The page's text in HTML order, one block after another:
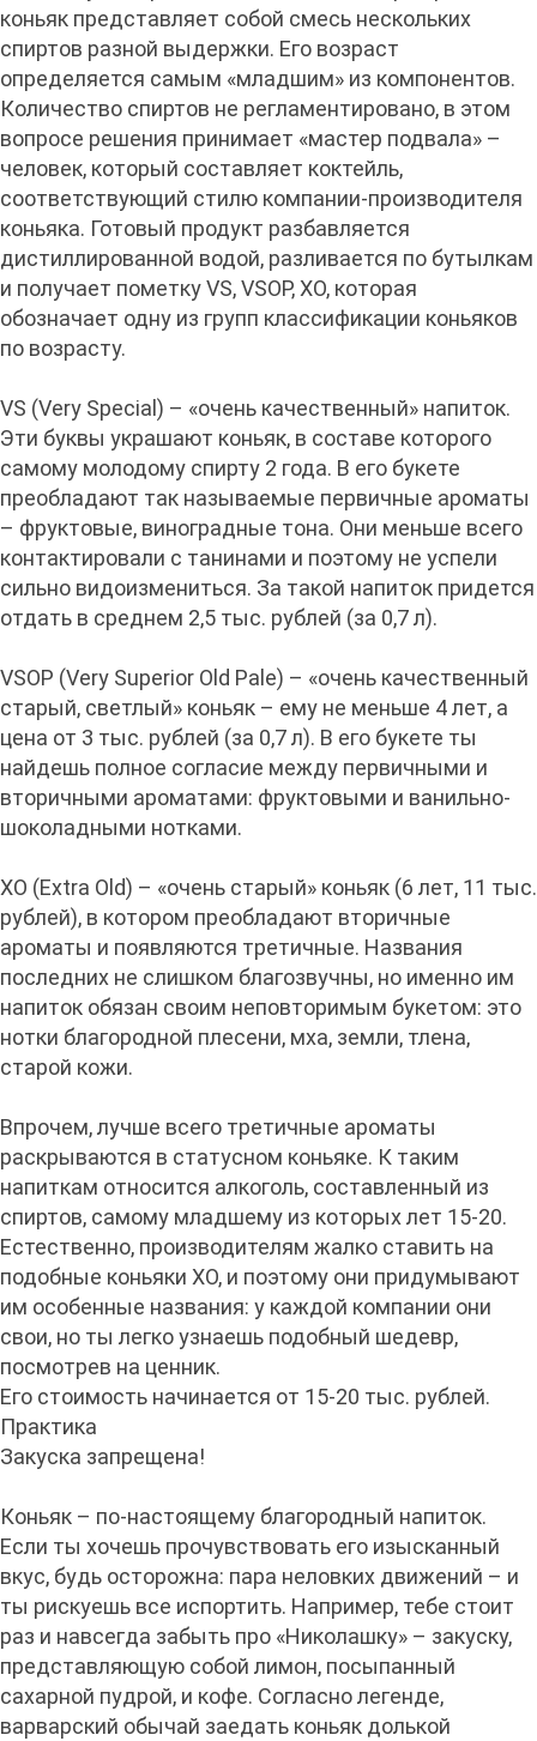
коньяк представляет собой смесь нескольких
спиртов разной выдержки. Его возраст
определяется самым «младшим» из компонентов.
Количество спиртов не регламентировано, в этом
вопросе решения принимает «мастер подвала» –
человек, который составляет коктейль,
соответствующий стилю компании-производителя
коньяка. Готовый продукт разбавляется
дистиллированной водой, разливается по бутылкам
и получает пометку VS, VSOP, XO, которая
обозначает одну из групп классификации коньяков
по возрасту.
VS (Very Special) – «очень качественный» напиток.
Эти буквы украшают коньяк, в составе которого
самому молодому спирту 2 года. В его букете
преобладают так называемые первичные ароматы
– фруктовые, виноградные тона. Они меньше всего
контактировали с танинами и поэтому не успели
сильно видоизмениться. За такой напиток придется
отдать в среднем 2,5 тыс. рублей (за 0,7 л).
VSOP (Very Superior Old Pale) – «очень качественный
старый, светлый» коньяк – ему не меньше 4 лет, а
цена от 3 тыс. рублей (за 0,7 л). В его букете ты
найдешь полное согласие между первичными и
вторичными ароматами: фруктовыми и ванильно-
шоколадными нотками.
XO (Extra Old) – «очень старый» коньяк (6 лет, 11 тыс.
рублей), в котором преобладают вторичные
ароматы и появляются третичные. Названия
последних не слишком благозвучны, но именно им
напиток обязан своим неповторимым букетом: это
нотки благородной плесени, мха, земли, тлена,
старой кожи.
Впрочем, лучше всего третичные ароматы
раскрываются в статусном коньяке. К таким
напиткам относится алкоголь, составленный из
спиртов, самому младшему из которых лет 15-20.
Естественно, производителям жалко ставить на
подобные коньяки XO, и поэтому они придумывают
им особенные названия: у каждой компании они
свои, но ты легко узнаешь подобный шедевр,
посмотрев на ценник.
Его стоимость начинается от 15-20 тыс. рублей.
Практика
Закуска запрещена!
Коньяк – по-настоящему благородный напиток.
Если ты хочешь прочувствовать его изысканный
вкус, будь осторожна: пара неловких движений – и
ты рискуешь все испортить. Например, тебе стоит
раз и навсегда забыть про «Николашку» – закуску,
представляющую собой лимон, посыпанный
сахарной пудрой, и кофе. Согласно легенде,
варварский обычай заедать коньяк долькой